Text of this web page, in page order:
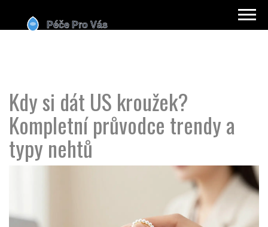
Kdy si dát US kroužek?
Kompletní průvodce trendy a
typy nehtů